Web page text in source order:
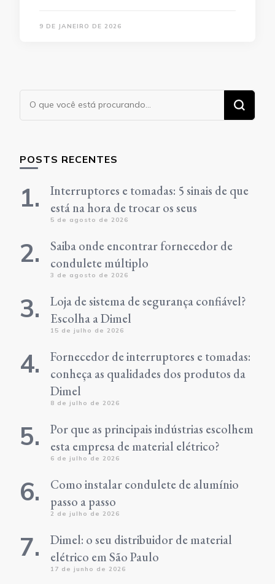
9 DE JANEIRO DE 2026
Procurando
algo?
POSTS RECENTES
Interruptores e tomadas: 5 sinais de que
está na hora de trocar os seus
5 de agosto de 2026
Saiba onde encontrar fornecedor de
condulete múltiplo
3 de agosto de 2026
Loja de sistema de segurança confiável?
Escolha a Dimel
15 de julho de 2026
Fornecedor de interruptores e tomadas:
conheça as qualidades dos produtos da
Dimel
8 de julho de 2026
Por que as principais indústrias escolhem
esta empresa de material elétrico?
6 de julho de 2026
Como instalar condulete de alumínio
passo a passo
2 de julho de 2026
Dimel: o seu distribuidor de material
elétrico em São Paulo
17 de junho de 2026